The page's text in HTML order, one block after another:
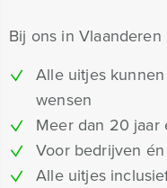
Bij ons in
Alle uitjes
wensen
Meer dan 20 jaar
Voor bedrijven
Alle uitjes